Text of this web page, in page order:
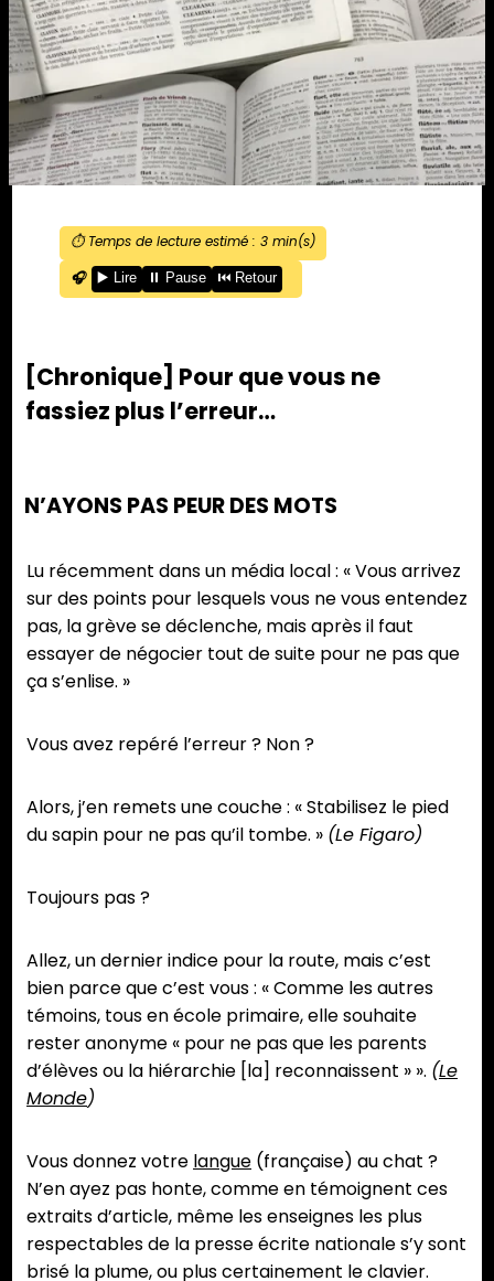
⏱️ Temps de lecture estimé : 3min(s)
🎧
▶️ Lire ⏸️ Pause ⏮️ Retour
[Chronique] Pour que vous ne
fassiez plus l’erreur…
N’AYONS PAS PEUR DES MOTS
Lu récemment dans un média local : « Vous arrivez
sur des points pour lesquels vous ne vous entendez
pas, la grève se déclenche, mais après il faut
essayer de négocier tout de suite pour ne pas que
ça s’enlise. »
Vous avez repéré l’erreur ? Non ?
Alors, j’en remets une couche : « Stabilisez le pied
du sapin pour ne pas qu’il tombe. » (Le Figaro)
Toujours pas ?
Allez, un dernier indice pour la route, mais c’est
bien parce que c’est vous : « Comme les autres
témoins, tous en école primaire, elle souhaite
rester anonyme « pour ne pas que les parents
d’élèves ou la hiérarchie [la] reconnaissent » ». (Le
Monde)
Vous donnez votre langue (française) au chat ?
N’en ayez pas honte, comme en témoignent ces
extraits d’article, même les enseignes les plus
respectables de la presse écrite nationale s’y sont
brisé la plume, ou plus certainement le clavier.